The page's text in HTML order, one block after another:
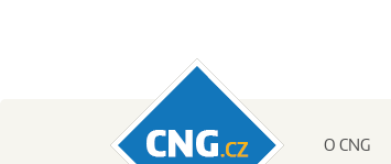
CNG.cz O CNG